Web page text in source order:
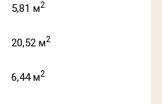
5,81 м2
20,52 м2
6,44 м2